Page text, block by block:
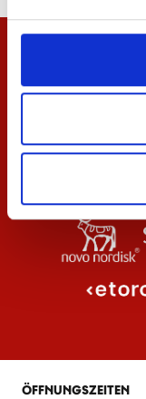
ÖFFNUNGSZEITEN